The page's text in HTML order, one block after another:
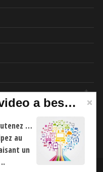
Mathenvideo a besoin de vous
…
au
un